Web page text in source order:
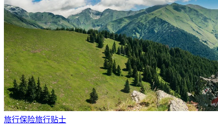
旅行保险旅行贴士